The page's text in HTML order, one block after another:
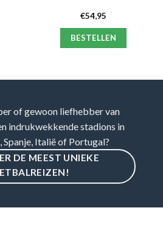
€54,95
BESTELLEN
of gewoon liefhebber van
indrukwekkende stadions in
Spanje, Italië of Portugal?
DE MEEST UNIEKE